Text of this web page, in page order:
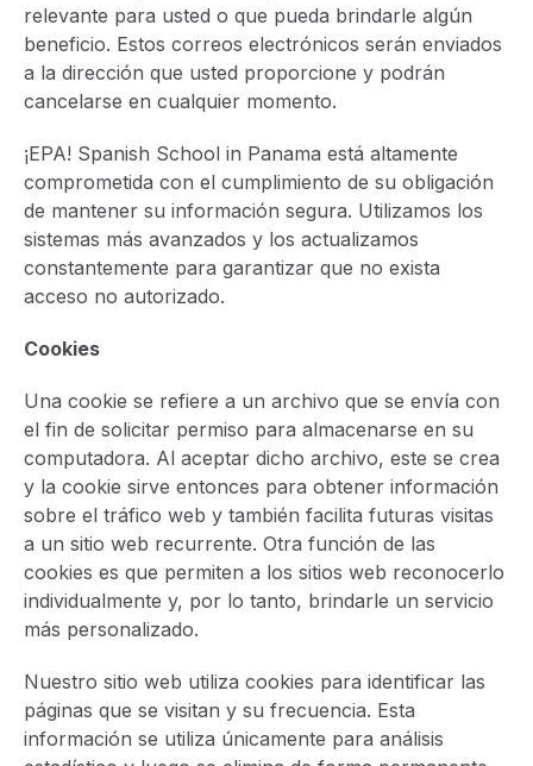
relevante para usted o que pueda brindarle algún
beneficio. Estos correos electrónicos serán enviados
a la dirección que usted proporcione y podrán
cancelarse en cualquier momento.
¡EPA! Spanish School in Panama está altamente
comprometida con el cumplimiento de su obligación
de mantener su información segura. Utilizamos los
sistemas más avanzados y los actualizamos
constantemente para garantizar que no exista
acceso no autorizado.
Cookies
Una cookie se refiere a un archivo que se envía con
el fin de solicitar permiso para almacenarse en su
computadora. Al aceptar dicho archivo, este se crea
y la cookie sirve entonces para obtener información
sobre el tráfico web y también facilita futuras visitas
a un sitio web recurrente. Otra función de las
cookies es que permiten a los sitios web reconocerlo
individualmente y, por lo tanto, brindarle un servicio
más personalizado.
Nuestro sitio web utiliza cookies para identificar las
páginas que se visitan y su frecuencia. Esta
información se utiliza únicamente para análisis